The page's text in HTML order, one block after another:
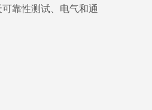
靠性测试、电气和通